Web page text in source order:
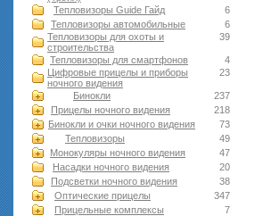
6
Тепловизоры Guide Гайд
6
Тепловизоры автомобильные
39
Тепловизоры для охоты и
строительства
4
Тепловизоры для смартфонов
23
Цифровые прицелы и приборы
ночного видения
237
Бинокли
218
Прицелы ночного видения
73
Бинокли и очки ночного видения
49
Тепловизоры
47
Монокуляры ночного видения
20
Насадки ночного видения
38
Подсветки ночного видения
347
Оптические прицелы
7
Прицельные комплексы